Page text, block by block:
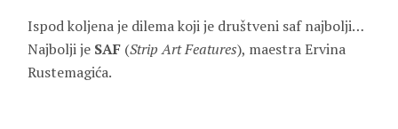
Ispod koljena je dilema koji je društveni saf najbolji…
Najbolji je SAF (Strip Art Features), maestra Ervina
Rustemagića.